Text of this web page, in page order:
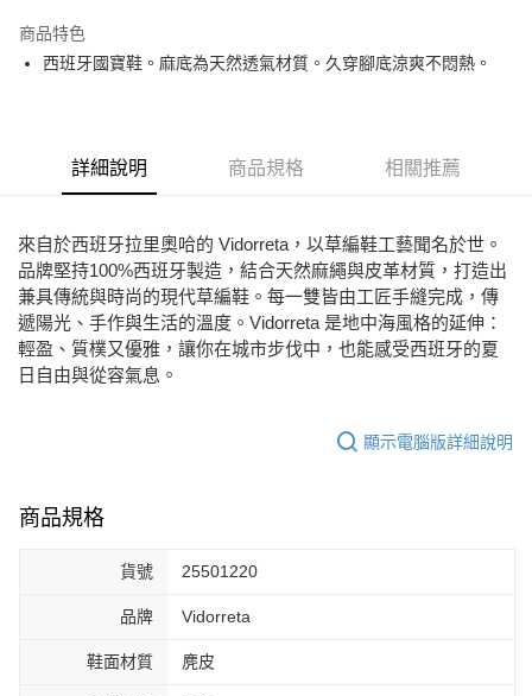
悠遊付
運送方式
商品特色
西班牙國寶鞋。麻底為天然透氣材質。久穿腳底涼爽不悶熱。
詳細說明 商品規格 相關推薦
來自於西班牙拉里奧哈的 Vidorreta，以草編鞋工藝聞名於世。
品牌堅持100%西班牙製造，結合天然麻繩與皮革材質，打造出
兼具傳統與時尚的現代草編鞋。每一雙皆由工匠手縫完成，傳
遞陽光、手作與生活的溫度。Vidorreta 是地中海風格的延伸：
輕盈、質樸又優雅，讓你在城市步伐中，也能感受西班牙的夏
日自由與從容氣息。
顯示電腦版詳細說明
商品規格
貨號 25501220
品牌 Vidorreta
鞋面材質 麂皮